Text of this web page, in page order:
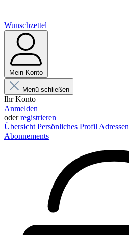
Wunschzettel
Mein Konto
Menü schließen
Ihr Konto
Anmelden
oderregistrieren
Übersicht Persönliches Profil Adressen
Abonnements